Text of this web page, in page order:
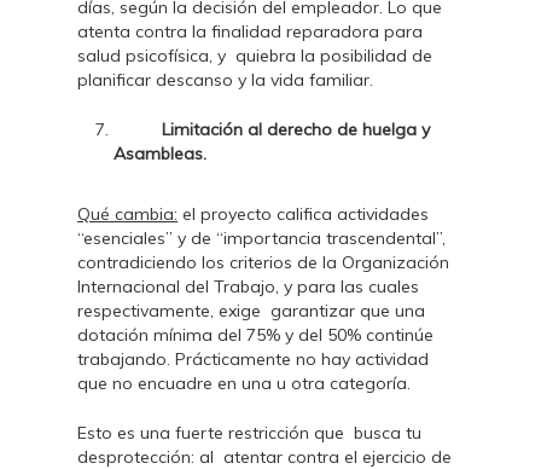
días, según la decisión del empleador. Lo que
atenta contra la finalidad reparadora para
salud psicofísica, y quiebra la posibilidad de
planificar descanso y la vida familiar.
Limitación al derecho de huelga y
Asambleas.
Qué cambia: el proyecto califica actividades
“esenciales” y de “importancia trascendental”,
contradiciendo los criterios de la Organización
Internacional del Trabajo, y para las cuales
respectivamente, exige garantizar que una
dotación mínima del 75% y del 50% continúe
trabajando. Prácticamente no hay actividad
que no encuadre en una u otra categoría.
Esto es una fuerte restricción que busca tu
desprotección: al atentar contra el ejercicio de